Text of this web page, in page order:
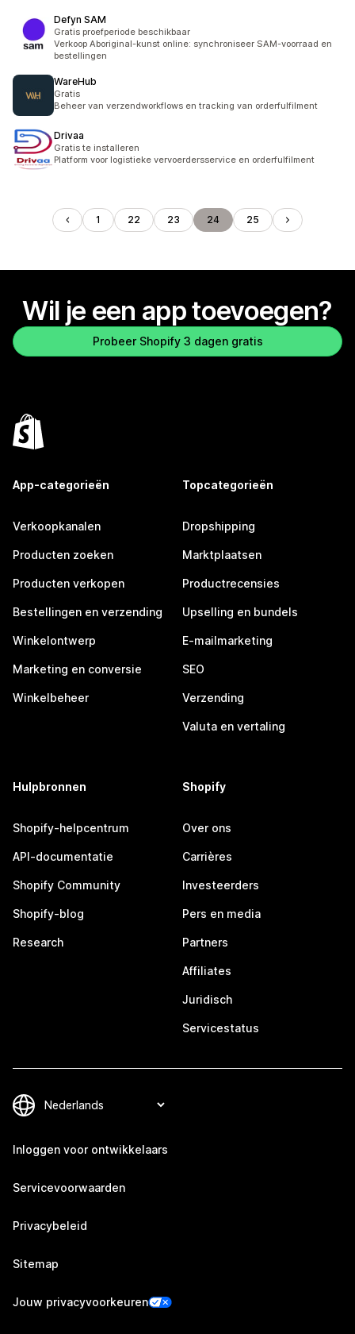
Defyn SAM
Gratis proefperiode beschikbaar
Verkoop Aboriginal-kunst online: synchroniseer SAM-voorraad en
bestellingen
WareHub
Gratis
Beheer van verzendworkflows en tracking van orderfulfilment
Drivaa
Gratis te installeren
Platform voor logistieke vervoerdersservice en orderfulfilment
1 22 23 24 25
Wil je een app toevoegen?
Probeer Shopify 3 dagen gratis
App-categorieën
Verkoopkanalen
Producten zoeken
Producten verkopen
Bestellingen en verzending
Winkelontwerp
Marketing en conversie
Winkelbeheer
Topcategorieën
Dropshipping
Marktplaatsen
Productrecensies
Upselling en bundels
E-mailmarketing
SEO
Verzending
Valuta en vertaling
Hulpbronnen
Shopify-helpcentrum
API-documentatie
Shopify Community
Shopify-blog
Research
Shopify
Over ons
Carrières
Investeerders
Pers en media
Partners
Affiliates
Juridisch
Servicestatus
Inloggen voor ontwikkelaars
Servicevoorwaarden
Privacybeleid
Sitemap
Jouw privacyvoorkeuren